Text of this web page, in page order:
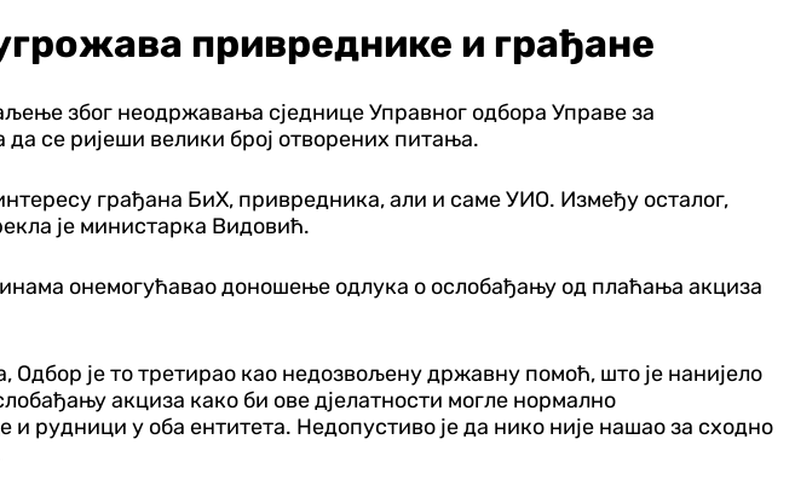
привреднике и грађане
због неодржавања сједнице Управног одбора Управе за
се ријеши велики број отворених питања.
грађана БиХ, привредника, али и саме УИО. Између осталог,
је министарка Видовић.
онемогућавао доношење одлука о ослобађању од плаћања акциза
је то третирао као недозвољену државну помоћ, што је нанијело
акциза како би ове дјелатности могле нормално
рудници у оба ентитета. Недопустиво је да нико није нашао за сходно